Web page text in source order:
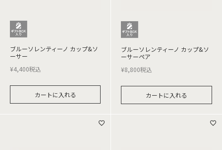
ブルーソレンティーノ カップ&ソ
ーサー
¥4,400税込
カートに入れる
ブルーソレンティーノ カップ&ソ
ーサーペア
¥8,800税込
カートに入れる